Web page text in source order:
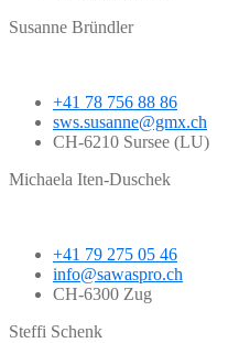
Susanne Bründler
+41 78 756 88 86
sws.susanne@gmx.ch
CH-6210 Sursee (LU)
Michaela Iten-Duschek
+41 79 275 05 46
info@sawaspro.ch
CH-6300 Zug
Steffi Schenk